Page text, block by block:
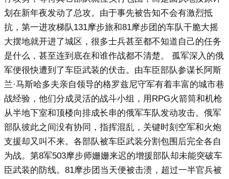
划在新年夜发动了总攻。由于事先被告知不会有激烈抵
抗，第一进攻梯队131摩步旅和81摩步团的车队干脆大摇
大摆地就开进了城区，很多士兵甚至都不知道自己的任务
是什么，甚至连到底在和谁作战都不清楚。 孤军深入的俄
军便很快遭到了车臣武装的伏击。由车臣部队参谋长阿斯
兰·马斯哈多夫亲自领导的格罗兹尼守军有着丰富的城市巷
战经验，他们分成灵活的战斗小组，用RPG火箭筒和机枪
从半地下室和顶楼向排成长串的俄军车队发动攻击。俄军
部队彼此之间没有协同，指挥混乱，关键时刻空军和火炮
支援却又叫不来。各部队被车臣武装分割包围后完全各自
为战。第8军503摩步师姗姗来迟的增援部队却未能突破车
臣武装的防线。81摩步团当天便被击溃，超过一半官兵被